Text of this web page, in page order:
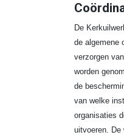
De
de algemene
verzorgen
worden
de
van welke
organisaties
uitvoeren. De